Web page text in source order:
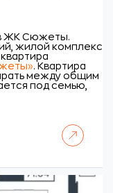
в ЖК Сюжеты.
жилой комплекс
. Квартира
между общим
под семью,